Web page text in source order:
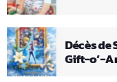
Décès
Gift-o’-